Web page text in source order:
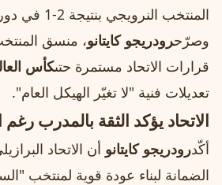
وصرّحرودريجو كايتانو، منسق
قرارات الاتحاد مستمرة حتىكأس العالم
تعديلات فنية "لا تغيّر الهيكل العام".
الاتحاد يؤكد الثقة بالمدرب رغم
أكّدرودريجو كايتانو أن الاتحاد
الضمانة لبناء عودة قوية لمنتخب